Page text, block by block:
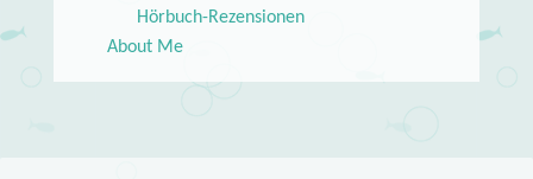
Hörbuch-Rezensionen
About Me